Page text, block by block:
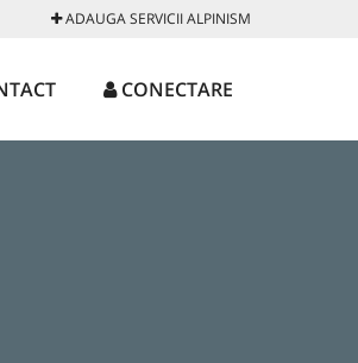
ADAUGA SERVICII ALPINISM
CONECTARE